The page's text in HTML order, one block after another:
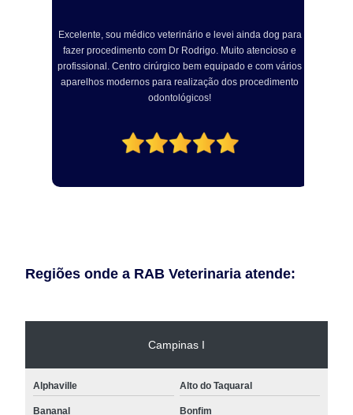
Excelente, sou médico veterinário e levei ainda dog para
fazer procedimento com Dr Rodrigo. Muito atencioso e
profissional. Centro cirúrgico bem equipado e com vários
aparelhos modernos para realização dos procedimento
odontológicos!
Regiões onde a RAB Veterinaria atende:
Campinas I
Alphaville Alto do Taquaral
Bananal Bonfim